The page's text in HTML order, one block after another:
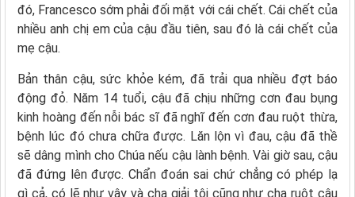
đó, Francesco sớm phải đối mặt với cái chết. Cái chết của
nhiều anh chị em của cậu đầu tiên, sau đó là cái chết của
mẹ cậu.
Bản thân cậu, sức khỏe kém, đã trải qua nhiều đợt báo
động đỏ. Năm 14 tuổi, cậu đã chịu những cơn đau bụng
kinh hoàng đến nỗi bác sĩ đã nghĩ đến cơn đau ruột thừa,
bệnh lúc đó chưa chữa được. Lăn lộn vì đau, cậu đã thề
sẽ dâng mình cho Chúa nếu cậu lành bệnh. Vài giờ sau, cậu
đã đứng lên được. Chẩn đoán sai chứ chẳng có phép lạ
gì cả, có lẽ như vậy và cha giải tội cũng như cha ruột cậu